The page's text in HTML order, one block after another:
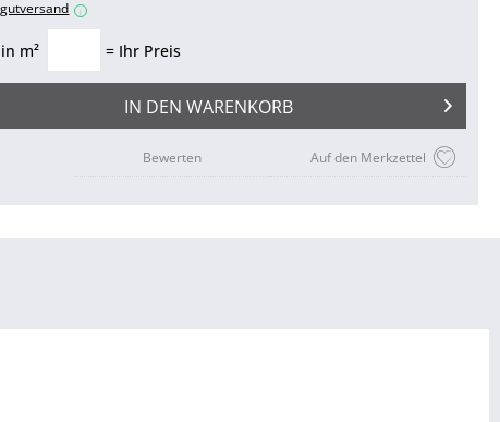
i
m² = Ihr Preis
IN DEN WARENKORB
Auf den Merkzettel
Bewerten